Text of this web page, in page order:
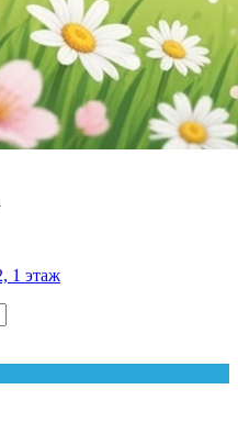
1 этаж